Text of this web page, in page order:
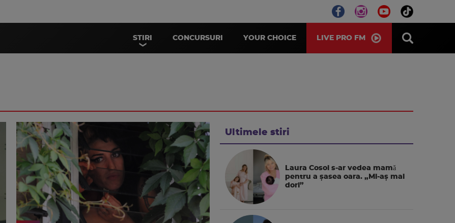
STIRI CONCURSURI YOUR CHOICE LIVE PRO FM
Ultimele stiri
Laura Cosoi s-ar vedea mamǎ
pentru a şasea oara. „Mi-aș mai
dori”